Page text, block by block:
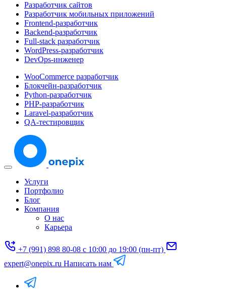
Разработчик сайтов
Разработчик мобильных приложений
Frontend-разработчик
Backend-разработчик
Full-stack разработчик
WordPress-разработчик
DevOps-инженер
WooCommerce разработчик
Блокчейн-разработчик
Python-разработчик
PHP-разработчик
Laravel-разработчик
QA-тестировщик
Услуги
Портфолио
Блог
Компания
О нас
Карьера
+7 (991) 898 80-08 с 10:00 до 19:00 (пн-пт)
expert@onepix.ru Написать нам